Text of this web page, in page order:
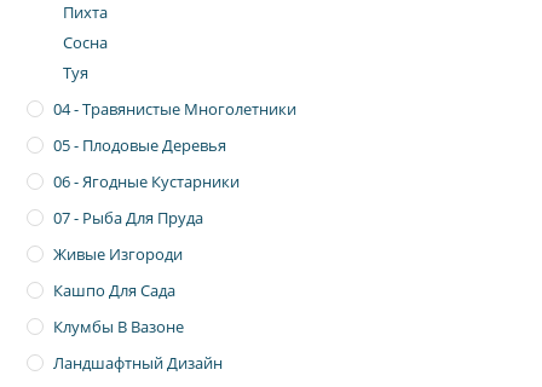
Пихта
Сосна
Туя
04 - Травянистые Многолетники
05 - Плодовые Деревья
06 - Ягодные Кустарники
07 - Рыба Для Пруда
Живые Изгороди
Кашпо Для Сада
Клумбы В Вазоне
Ландшафтный Дизайн